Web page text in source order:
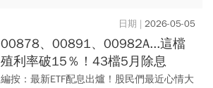
22.7%，今年以來累計上漲34.4%，帶動主動
式台股...
2026-05-05
00878、00891、00982A...這檔
殖利率破15％！43檔5月除息
ETF，暴力賺10％選誰好？最後買
編按：最新ETF配息出爐！股民們最近心情大